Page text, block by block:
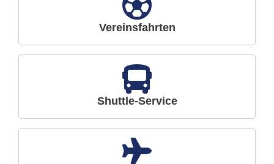
Vereinsfahrten
Shuttle-Service